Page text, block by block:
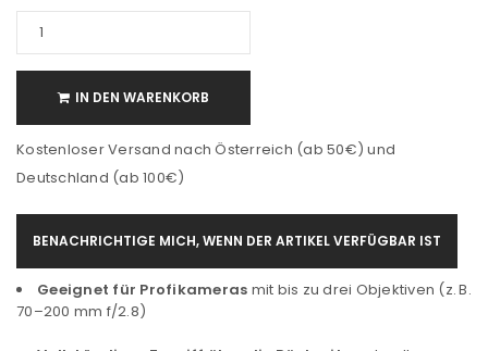
IN DEN WARENKORB
Kostenloser Versand nach Österreich (ab 50€) und
Deutschland (ab 100€)
BENACHRICHTIGE MICH, WENN DER ARTIKEL VERFÜGBAR IST
Geeignet für Profikameras mit bis zu drei Objektiven (z. B.
70–200 mm f/2.8)